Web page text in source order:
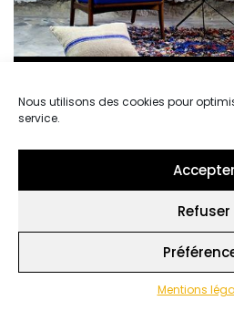
Nous utilisons des cookies pour
service.
Accepter
Refuser
Mentions